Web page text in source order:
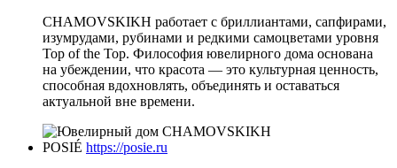
CHAMOVSKIKH работает с бриллиантами, сапфирами,
изумрудами, рубинами и редкими самоцветами уровня
Top of the Top. Философия ювелирного дома основана
на убеждении, что красота — это культурная ценность,
способная вдохновлять, объединять и оставаться
актуальной вне времени.
POSIÉ https://posie.ru